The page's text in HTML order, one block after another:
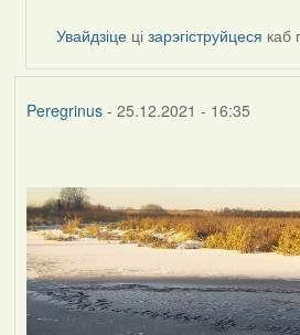
Feather
Увайдзіце цізарэгіструйцеся каб
Peregrinus- 25.12.2021 - 16:35